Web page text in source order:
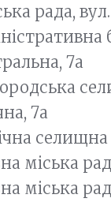
рада,
7а
7а
мiська
мiська